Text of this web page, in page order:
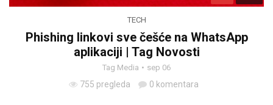
TECH
Phishing linkovi sve češće na WhatsApp
aplikaciji | Tag Novosti
Tag Media sep 06
755 pregleda 0 komentara